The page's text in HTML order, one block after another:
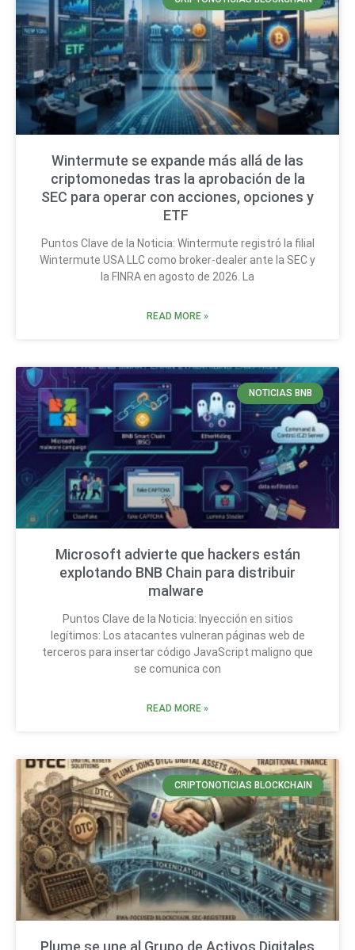
Wintermute se expande más allá de las
criptomonedas tras la aprobación de la
SEC para operar con acciones, opciones y
ETF
Puntos Clave de la Noticia: Wintermute registró la filial
Wintermute USA LLC como broker-dealer ante la SEC y
la FINRA en agosto de 2026. La
READ MORE »
NOTICIAS BNB
Microsoft advierte que hackers están
explotando BNB Chain para distribuir
malware
Puntos Clave de la Noticia: Inyección en sitios
legítimos: Los atacantes vulneran páginas web de
terceros para insertar código JavaScript maligno que
se comunica con
READ MORE »
CRIPTONOTICIAS BLOCKCHAIN
Plume se une al Grupo de Activos Digitales